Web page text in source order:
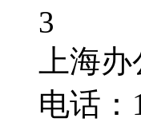
3
上海
电话：